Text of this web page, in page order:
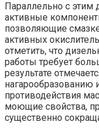
Параллельно с этим
активные
позволяющие
активных
отметить, что
работы требует
результате
нагарообразованию
противодействия
моющие свойства,
существенно